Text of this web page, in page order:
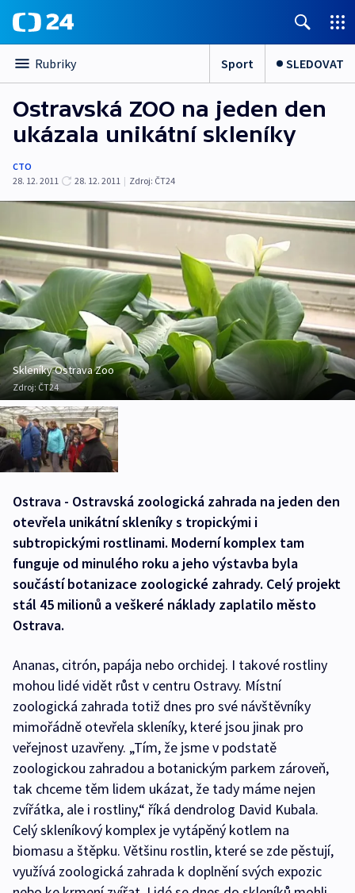
Rubriky Sport SLEDOVAT
Ostravská ZOO na jeden den
ukázala unikátní skleníky
CTO
28. 12. 2011
28. 12. 2011 | Zdroj: ČT24
Skleníky Ostrava Zoo
Zdroj: ČT24
Ostrava - Ostravská zoologická zahrada na jeden den
otevřela unikátní skleníky s tropickými i
subtropickými rostlinami. Moderní komplex tam
funguje od minulého roku a jeho výstavba byla
součástí botanizace zoologické zahrady. Celý projekt
stál 45 milionů a veškeré náklady zaplatilo město
Ostrava.
Ananas, citrón, papája nebo orchidej. I takové rostliny
mohou lidé vidět růst v centru Ostravy. Místní
zoologická zahrada totiž dnes pro své návštěvníky
mimořádně otevřela skleníky, které jsou jinak pro
veřejnost uzavřeny. „Tím, že jsme v podstatě
zoologickou zahradou a botanickým parkem zároveň,
tak chceme těm lidem ukázat, že tady máme nejen
zvířátka, ale i rostliny,“ říká dendrolog David Kubala.
Celý skleníkový komplex je vytápěný kotlem na
biomasu a štěpku. Většinu rostlin, které se zde pěstují,
využívá zoologická zahrada k doplnění svých expozic